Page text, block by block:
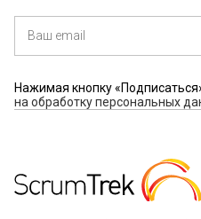
Нажимая кнопку
на обработку персональных